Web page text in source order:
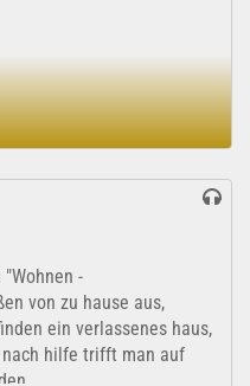
-
von zu hause aus,
ein verlassenes haus,
hilfe trifft man auf